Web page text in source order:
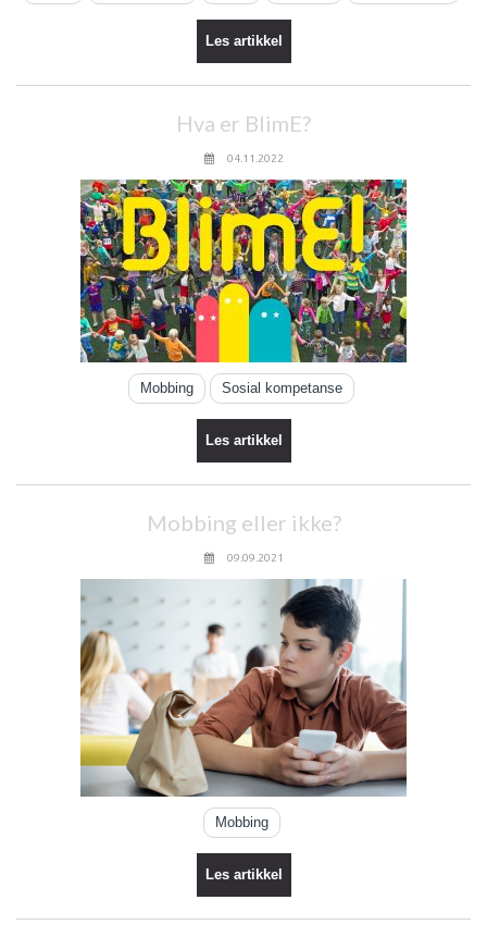
Les artikkel
Hva er BlimE?
04.11.2022
Mobbing Sosial kompetanse
Les artikkel
Mobbing eller ikke?
09.09.2021
Mobbing
Les artikkel